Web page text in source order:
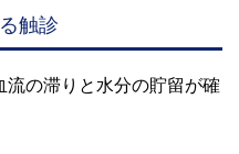
触診
の滞りと水分の貯留が確